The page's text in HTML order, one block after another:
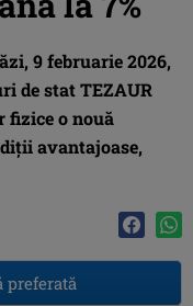
9 februarie 2026,
de stat TEZAUR
fizice o nouă
avantajoase,
preferată